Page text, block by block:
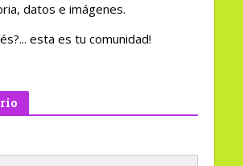
datos e imágenes.
esta es tu comunidad!